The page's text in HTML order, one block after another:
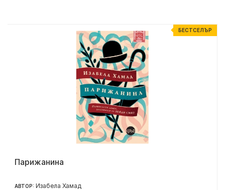
БЕСТСЕЛЪР
Парижанина
АВТОР: Изабела Хамад